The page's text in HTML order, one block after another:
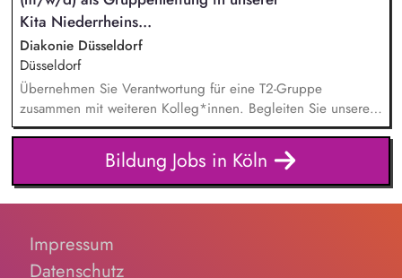
Kita Niederrheins...
Diakonie Düsseldorf
Düsseldorf
Übernehmen Sie Verantwortung für eine T2-Gruppe
zusammen mit weiteren Kolleg*innen. Begleiten Sie unsere
Kinder im Alter von 0–3 Jahren in ihrer Entwicklung, und
gestalten Sie mit ihnen pädagogische Prozesse und
bereichern Sie die offen gestaltete Pädagogik in der
Einrichtung. Berücksichtigen Sie die Wünsche, Interessen
und Fähigkeiten der Kinder in der pädagogischen Arbeit. Sie
Elternarbeit mit.
Bildung Jobs in Köln
Impressum
Datenschutz